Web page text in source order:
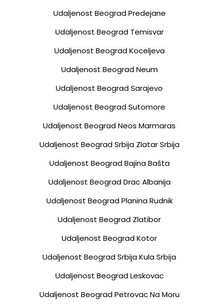
Udaljenost Beograd Predejane
Udaljenost Beograd Temisvar
Udaljenost Beograd Koceljeva
Udaljenost Beograd Neum
Udaljenost Beograd Sarajevo
Udaljenost Beograd Sutomore
Udaljenost Beograd Neos Marmaras
Udaljenost Beograd Srbija Zlatar Srbija
Udaljenost Beograd Bajina Bašta
Udaljenost Beograd Drac Albanija
Udaljenost Beograd Planina Rudnik
Udaljenost Beograd Zlatibor
Udaljenost Beograd Kotor
Udaljenost Beograd Srbija Kula Srbija
Udaljenost Beograd Leskovac
Udaljenost Beograd Petrovac Na Moru